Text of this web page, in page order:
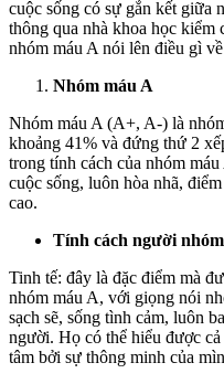
cuộc sống có sự gắn kết giữa
thông qua nhà khoa học
nhóm máu A nói lên điều gì
Nhóm máu A
Nhóm máu A (A+, A-) là
khoảng 41% và đứng thứ 2
trong tính cách của nhóm
cuộc sống, luôn hòa nhã,
cao.
Tính cách người
Tinh tế: đây là đặc điểm mà
nhóm máu A, với giọng nói
sạch sẽ, sống tình cảm, luôn
người. Họ có thể hiểu được
tâm bởi sự thông minh của